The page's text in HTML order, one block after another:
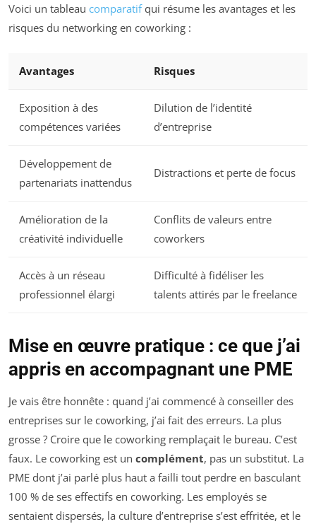
Voici un tableau comparatifqui résume les avantages et les
risques du networking en coworking :
Avantages Risques
Exposition à des
compétences variées
Dilution de l’identité
d’entreprise
Développement de
partenariats inattendus
Distractions et perte de focus
Amélioration de la
créativité individuelle
Conflits de valeurs entre
coworkers
Accès à un réseau
professionnel élargi
Difficulté à fidéliser les
talents attirés par le freelance
Mise en œuvre pratique : ce que j’ai
appris en accompagnant une PME
Je vais être honnête : quand j’ai commencé à conseiller des
entreprises sur le coworking, j’ai fait des erreurs. La plus
grosse ? Croire que le coworking remplaçait le bureau. C’est
faux. Le coworking est un complément, pas un substitut. La
PME dont j’ai parlé plus haut a failli tout perdre en basculant
100 % de ses effectifs en coworking. Les employés se
sentaient dispersés, la culture d’entreprise s’est effritée, et le